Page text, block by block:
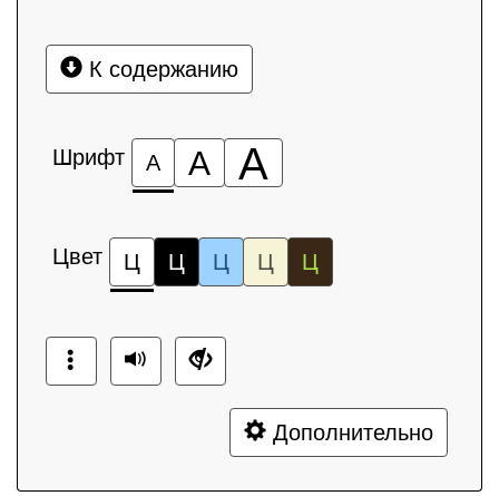
К содержанию
Шрифт А А А
Цвет Ц Ц Ц Ц Ц
Дополнительно